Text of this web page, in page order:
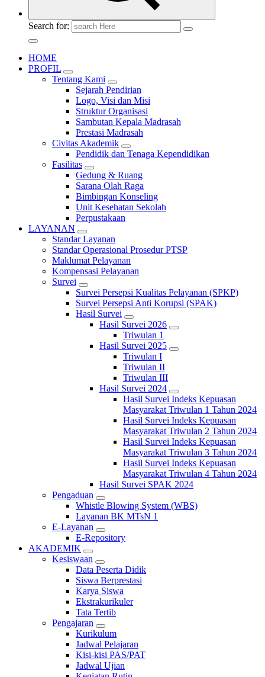
Search for:
HOME
PROFIL
Tentang Kami
Sejarah Pendirian
Logo, Visi dan Misi
Struktur Organisasi
Sambutan Kepala Madrasah
Prestasi Madrasah
Civitas Akademik
Pendidik dan Tenaga Kependidikan
Fasilitas
Gedung & Ruang
Sarana Olah Raga
Bimbingan Konseling
Unit Kesehatan Sekolah
Perpustakaan
LAYANAN
Standar Layanan
Standar Operasional Prosedur PTSP
Maklumat Pelayanan
Kompensasi Pelayanan
Survei
Survei Persepsi Kualitas Pelayanan (SPKP)
Survei Persepsi Anti Korupsi (SPAK)
Hasil Survei
Hasil Survei 2026
Triwulan 1
Hasil Survei 2025
Triwulan I
Triwulan II
Triwulan III
Hasil Survei 2024
Hasil Survei Indeks Kepuasan
Masyarakat Triwulan 1 Tahun 2024
Hasil Survei Indeks Kepuasan
Masyarakat Triwulan 2 Tahun 2024
Hasil Survei Indeks Kepuasan
Masyarakat Triwulan 3 Tahun 2024
Hasil Survei Indeks Kepuasan
Masyarakat Triwulan 4 Tahun 2024
Hasil Survei SPAK 2024
Pengaduan
Whistle Blowing System (WBS)
Layanan BK MTsN 1
E-Layanan
E-Repository
AKADEMIK
Kesiswaan
Data Peserta Didik
Siswa Berprestasi
Karya Siswa
Ekstrakurikuler
Tata Tertib
Pengajaran
Kurikulum
Jadwal Pelajaran
Kisi-kisi PAS/PAT
Jadwal Ujian